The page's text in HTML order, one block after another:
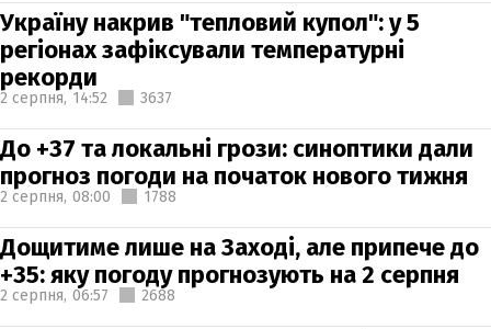
Україну накрив "тепловий купол": у 5
регіонах зафіксували температурні
рекорди
2 серпня, 14:52 3637
До +37 та локальні грози: синоптики дали
прогноз погоди на початок нового тижня
2 серпня, 08:00 1788
Дощитиме лише на Заході, але припече до
+35: яку погоду прогнозують на 2 серпня
2 серпня, 06:57 2688